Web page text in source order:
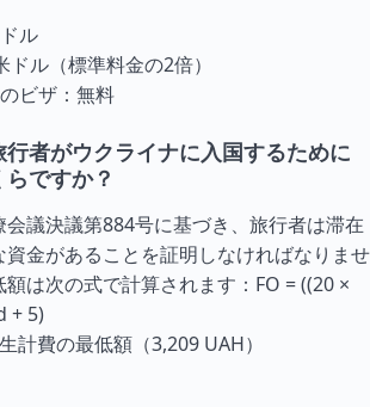
ル
ル（標準料金の2倍）
ビザ：無料
者がウクライナに入国するために
ですか？
会議決議第884号に基づき、旅行者は滞在
資金があることを証明しなければなりませ
は次の式で計算されます：FO = ((20 ×
+ 5)
計費の最低額（3,209 UAH）